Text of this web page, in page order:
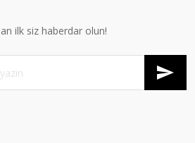
ilk siz haberdar olun!